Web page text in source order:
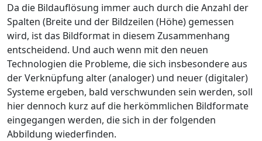
Da die Bildauflösung immer auch durch die Anzahl der
Spalten (Breite und der Bildzeilen (Höhe) gemessen
wird, ist das Bildformat in diesem Zusammenhang
entscheidend. Und auch wenn mit den neuen
Technologien die Probleme, die sich insbesondere aus
der Verknüpfung alter (analoger) und neuer (digitaler)
Systeme ergeben, bald verschwunden sein werden, soll
hier dennoch kurz auf die herkömmlichen Bildformate
eingegangen werden, die sich in der folgenden
Abbildung wiederfinden.